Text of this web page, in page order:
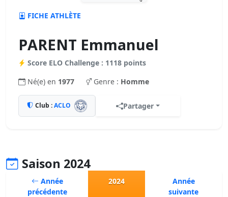
FICHE ATHLÈTE
PARENT Emmanuel
Score ELO Challenge : 1118 points
Né(e) en 1977 Genre : Homme
Club :ACLO Partager
Saison 2024
Année
précédente
2024
Année
suivante